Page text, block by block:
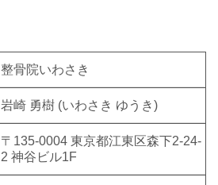
整骨院いわさき
岩崎 勇樹 (いわさき ゆうき)
〒135-0004 東京都江東区森下2-24-
2 神谷ビル1F